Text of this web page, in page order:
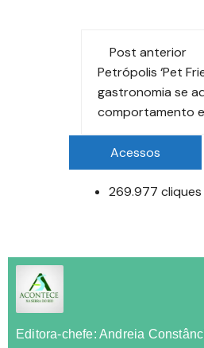
Post anterior
Petrópolis ‘Pet
gastronomia se
comportamento
Acessos
269.977 cliques
Editora-chefe: Andreia